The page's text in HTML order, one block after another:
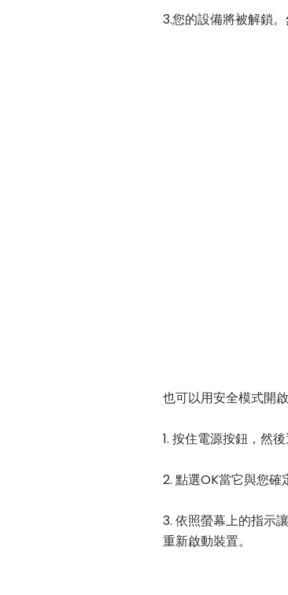
3.您的設備將被解鎖。
也可以用安全模式開
1. 按住電源按鈕，然後
2. 點選OK當它與您確
3. 依照螢幕上的指示
重新啟動裝置。